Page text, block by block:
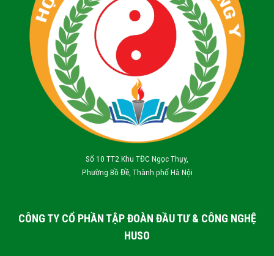
Số 10 TT2 Khu TĐC Ngọc Thụy,
Phường Bồ Đề, Thành phố Hà Nội
CÔNG TY CỔ PHẦN TẬP ĐOÀN ĐẦU TƯ & CÔNG NGHỆ
HUSO